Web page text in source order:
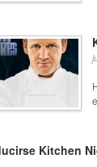
Kitchen